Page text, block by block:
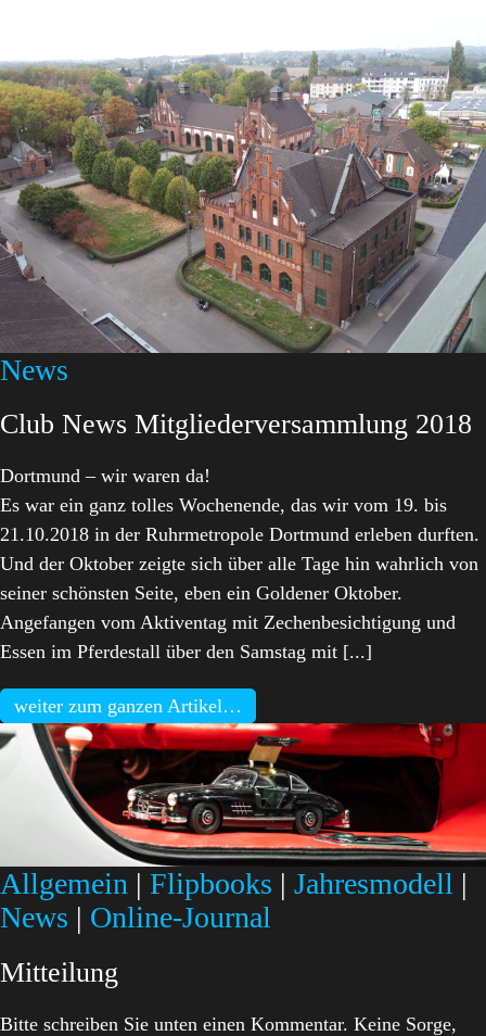
News
Club News Mitgliederversammlung 2018
Dortmund – wir waren da!
Es war ein ganz tolles Wochenende, das wir vom 19. bis
21.10.2018 in der Ruhrmetropole Dortmund erleben durften.
Und der Oktober zeigte sich über alle Tage hin wahrlich von
seiner schönsten Seite, eben ein Goldener Oktober.
Angefangen vom Aktiventag mit Zechenbesichtigung und
Essen im Pferdestall über den Samstag mit [...]
weiter zum ganzen Artikel…
Allgemein | Flipbooks | Jahresmodell |
News | Online-Journal
Mitteilung
Bitte schreiben Sie unten einen Kommentar. Keine Sorge,